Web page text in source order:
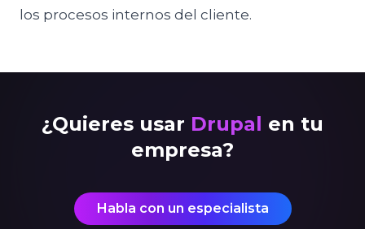
los procesos internos del cliente.
¿Quieres usar Drupal en tu
empresa?
Habla con un especialista